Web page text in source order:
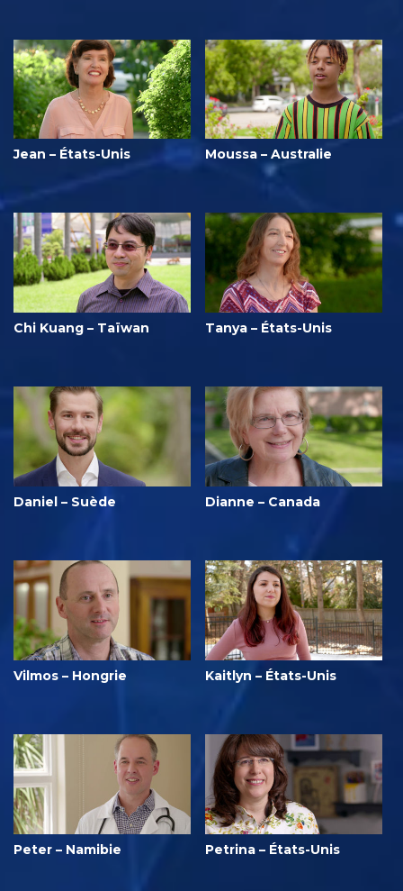
Jean – États-Unis Moussa – Australie
Chi Kuang – Taïwan Tanya – États-Unis
Daniel – Suède Dianne – Canada
Vilmos – Hongrie Kaitlyn – États-Unis
Peter – Namibie Petrina – États-Unis